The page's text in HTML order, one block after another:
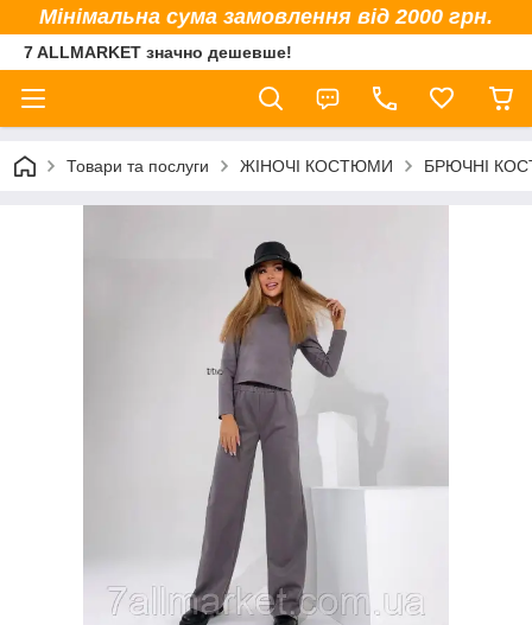
Мінімальна сума замовлення від 2000 грн.
7 ALLMARKET значно дешевше!
Товари та послуги ЖІНОЧІ КОСТЮМИ БРЮЧНІ